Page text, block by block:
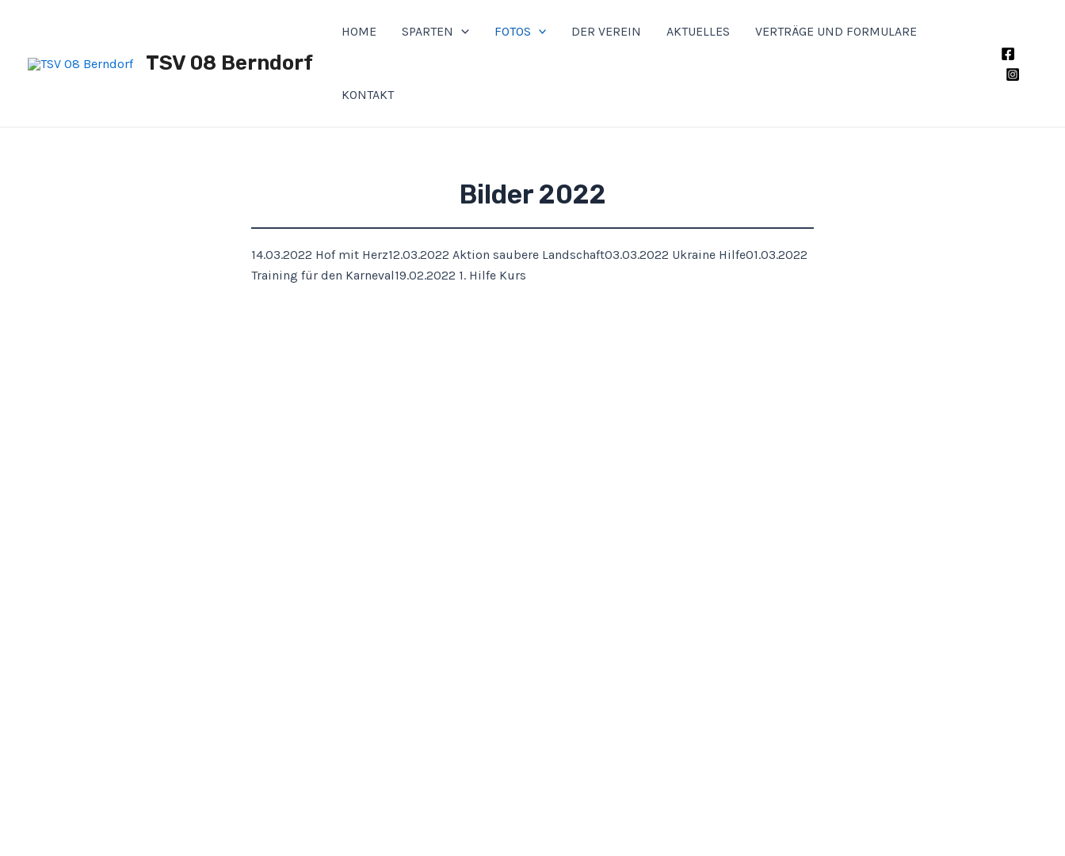
TSV 08 Berndorf
HOME SPARTEN FOTOS DER VEREIN AKTUELLES VERTRÄGE UND FORMULARE
KONTAKT
Bilder 2022
14.03.2022 Hof mit Herz12.03.2022 Aktion saubere Landschaft03.03.2022 Ukraine Hilfe01.03.2022
Training für den Karneval19.02.2022 1. Hilfe Kurs